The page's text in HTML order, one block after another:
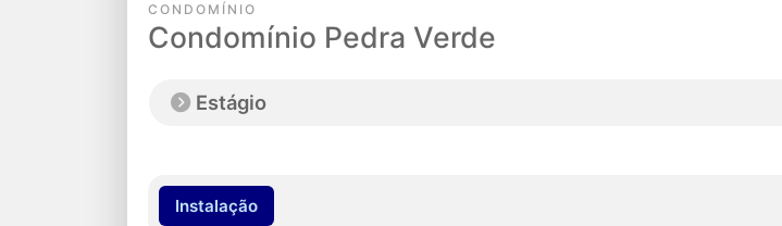
CONDOMÍNIO
Condomínio Pedra Verde
Estágio
Instalação